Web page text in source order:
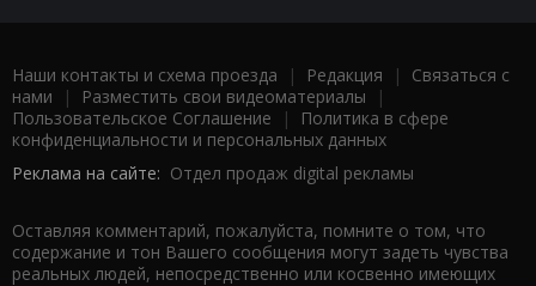
Наши контакты и схема проезда | Редакция | Связаться с
нами | Разместить свои видеоматериалы |
Пользовательское Соглашение |
Политика в сфере
конфиденциальности и персональных данных
Реклама на сайте: Отдел продаж digital рекламы
Оставляя комментарий, пожалуйста, помните о том, что
содержание и тон Вашего сообщения могут задеть чувства
реальных людей, непосредственно или косвенно имеющих